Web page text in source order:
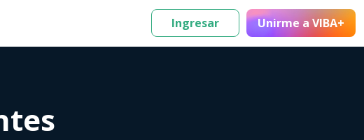
Ingresar Unirme a VIBA+